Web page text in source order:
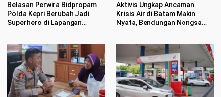
Belasan Perwira Bidpropam
Polda Kepri Berubah Jadi
Superhero di Lapangan
Aktivis Ungkap Ancaman
Krisis Air di Batam Makin
Nyata, Bendungan Nongsa